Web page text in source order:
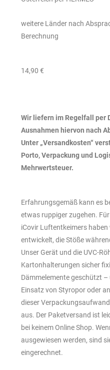
weitere Länder nach
Berechnung
14,90 €
Wir liefern im Regelfall per
Ausnahmen hiervon nach
Unter „Versandkosten“
Porto, Verpackung und
Mehrwertsteuer.
Erfahrungsgemäß kann es
etwas ruppiger zugehen.
iCovir Luftentkeimers haben
entwickelt, die Stöße
Unser Gerät und die UVC-
Kartonhalterungen sicher
Dämmelemente geschützt
Einsatz von Styropor oder
dieser
aus. Der Paketversand ist
bei keinem Online Shop.
ausgewiesen werden, sind
eingerechnet.